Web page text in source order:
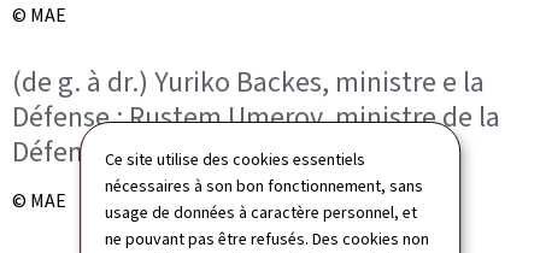
Ce site utilise des cookies essentiels
nécessaires à son bon fonctionnement, sans
usage de données à caractère personnel, et
ne pouvant pas être refusés. Des cookies non
© MAE
(de g. à dr.) Yuriko Backes, ministre e la
Défense ; Rustem Umerov, ministre de la
Défense de l’Ukraine
© MAE